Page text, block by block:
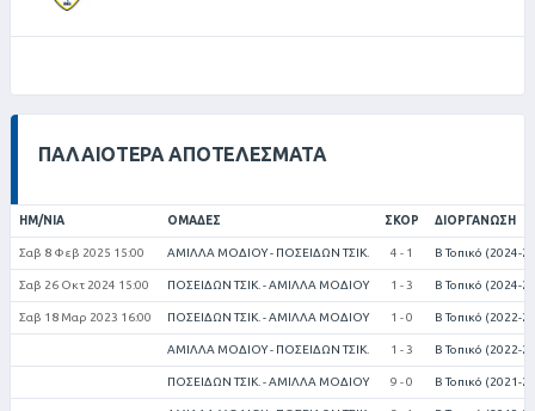
ΠΑΛΑΙΌΤΕΡΑ ΑΠΟΤΕΛΈΣΜΑΤΑ
ΗΜ/ΝΊΑ ΟΜΆΔΕΣ ΣΚΟΡ ΔΙΟΡΓΆΝΩΣΗ
Σαβ 8 Φεβ 2025 15:00 ΑΜΙΛΛΑ ΜΟΔΙΟΥ - ΠΟΣΕΙΔΩΝ ΤΣΙΚ. 4 - 1 Β Τοπικό (2024-
Σαβ 26 Οκτ 2024 15:00 ΠΟΣΕΙΔΩΝ ΤΣΙΚ. - ΑΜΙΛΛΑ ΜΟΔΙΟΥ 1 - 3 Β Τοπικό (2024-
Σαβ 18 Μαρ 2023 16:00 ΠΟΣΕΙΔΩΝ ΤΣΙΚ. - ΑΜΙΛΛΑ ΜΟΔΙΟΥ 1 - 0 Β Τοπικό (2022-
ΑΜΙΛΛΑ ΜΟΔΙΟΥ - ΠΟΣΕΙΔΩΝ ΤΣΙΚ. 1 - 3 Β Τοπικό (2022-
ΠΟΣΕΙΔΩΝ ΤΣΙΚ. - ΑΜΙΛΛΑ ΜΟΔΙΟΥ 9 - 0 Β Τοπικό (2021-